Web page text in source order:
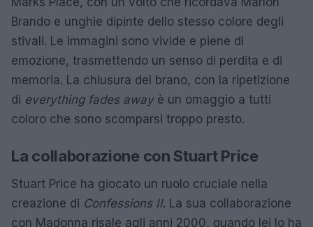
Brando e unghie dipinte dello stesso colore degli
stivali. Le immagini sono vivide e piene di
emozione, trasmettendo un senso di perdita e di
memoria. La chiusura del brano, con la ripetizione
di everything fades awayè un omaggio a tutti
coloro che sono scomparsi troppo presto.
La collaborazione con Stuart Price
Stuart Price ha giocato un ruolo cruciale nella
creazione di Confessions II. La sua collaborazione
con Madonna risale agli anni 2000, quando lei lo ha